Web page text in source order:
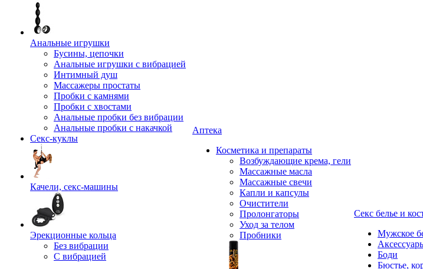
Анальные игрушки
Бусины, цепочки
Анальные игрушки с вибрацией
Интимный душ
Массажеры простаты
Пробки с камнями
Пробки с хвостами
Анальные пробки без вибрации
Анальные пробки с накачкой
Секс-куклы
Качели, секс-машины
Эрекционные кольца
Без вибрации
С вибрацией
Аптека
Косметика и препараты
Возбуждающие крема, гели
Массажные масла
Массажные свечи
Капли и капсулы
Очистители
Пролонгаторы
Уход за телом
Пробники
Секс белье и
Мужское
Боди
Бюстье,